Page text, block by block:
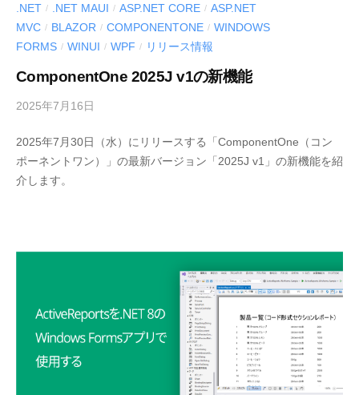
.NET / .NET MAUI / ASP.NET CORE / ASP.NET
MVC / BLAZOR / COMPONENTONE / WINDOWS
FORMS / WINUI / WPF / リリース情報
ComponentOne 2025J v1の新機能
2025年7月16日
M
E
e
v
2025年7月30日（水）にリリースする「ComponentOne（コン
ポーネントワン）」の最新バージョン「2025J v1」の新機能を紹
介します。